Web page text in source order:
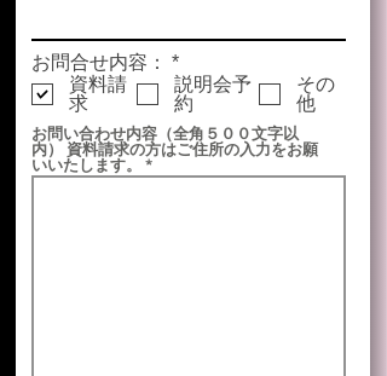
お問合せ内容： *必
須
項
目
資料請
求
説明会予
約
その
他
お問い合わせ内容（全角５００文字以
内） 資料請求の方はご住所の入力をお願
いいたします。